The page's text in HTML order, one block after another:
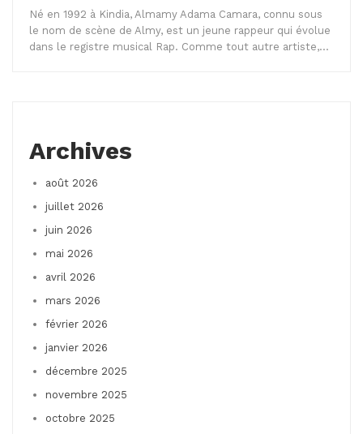
Né en 1992 à Kindia, Almamy Adama Camara, connu sous
le nom de scène de Almy, est un jeune rappeur qui évolue
dans le registre musical Rap. Comme tout autre artiste,…
Archives
août 2026
juillet 2026
juin 2026
mai 2026
avril 2026
mars 2026
février 2026
janvier 2026
décembre 2025
novembre 2025
octobre 2025